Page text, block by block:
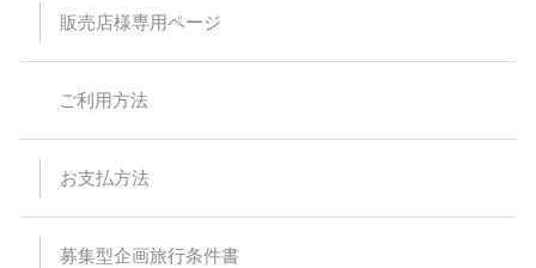
販売店様専用ページ
ご利用方法
お支払方法
募集型企画旅行条件書